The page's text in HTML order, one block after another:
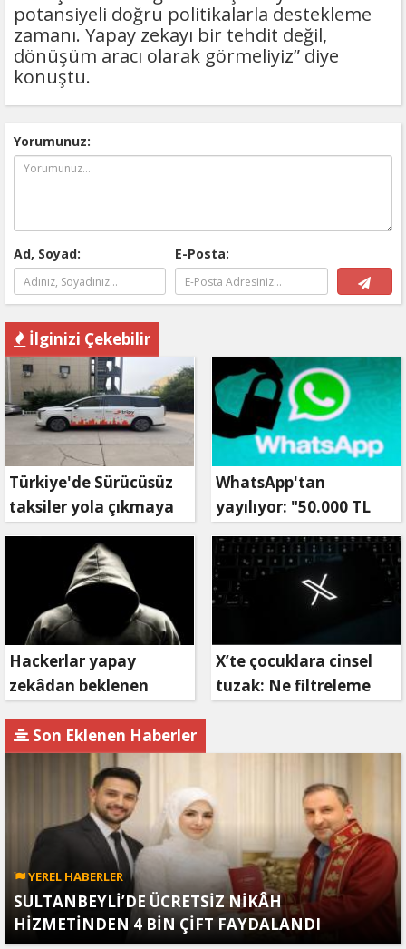
potansiyeli doğru politikalarla destekleme
zamanı. Yapay zekayı bir tehdit değil,
dönüşüm aracı olarak görmeliyiz” diye
konuştu.
Yorumunuz:
Ad, Soyad: E-Posta:
İlginizi Çekebilir
Türkiye'de Sürücüsüz
taksiler yola çıkmaya
hazırlanıyor
WhatsApp'tan
yayılıyor: "50.000 TL
ödüllü" dolandırıcılık
girişimi!
Hackerlar yapay
zekâdan beklenen
X’te çocuklara cinsel
tuzak: Ne filtreleme
Son Eklenen Haberler
YEREL HABERLER
SULTANBEYLİ’DE ÜCRETSİZ NİKÂH
HİZMETİNDEN 4 BİN ÇİFT FAYDALANDI